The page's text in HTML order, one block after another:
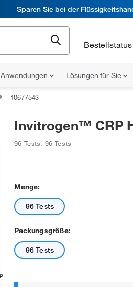
Sparen Sie bei der
Bestellstatus
Anwendungen Lösungen für Sie
10677543
Invitrogen™ CRP
96 Tests,96 Tests
Menge:
96 Tests
Packungsgröße:
96 Tests